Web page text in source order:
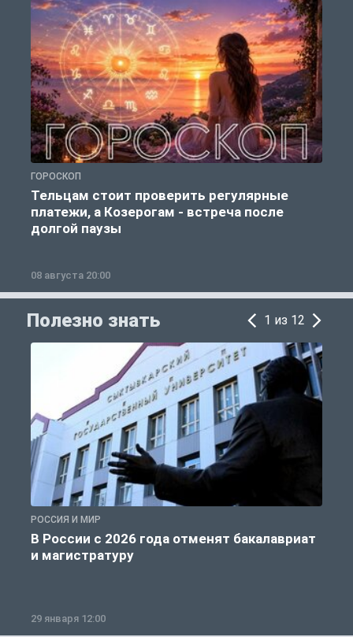
ГОРОСКОП
Тельцам стоит проверить регулярные
платежи, а Козерогам - встреча после
долгой паузы
08 августа 20:00
Полезно знать 1 из 12
РОССИЯ И МИР
В России с 2026 года отменят бакалавриат
и магистратуру
29 января 12:00